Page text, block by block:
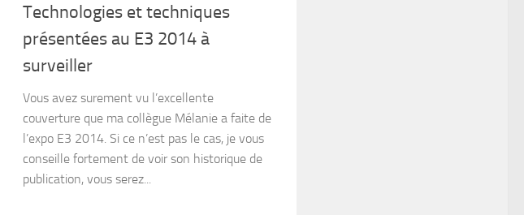
Technologies et techniques
présentées au E3 2014 à
surveiller
Vous avez surement vu l’excellente
couverture que ma collègue Mélanie a faite de
l’expo E3 2014. Si ce n’est pas le cas, je vous
conseille fortement de voir son historique de
publication, vous serez...